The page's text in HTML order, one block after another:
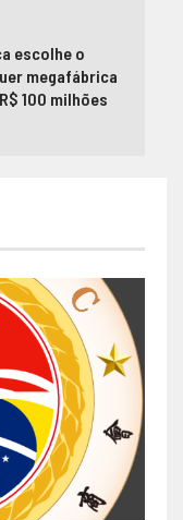
escolhe o
megafábrica
100 milhões